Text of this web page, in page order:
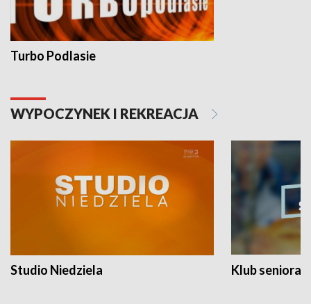
Turbo Podlasie
WYPOCZYNEK I REKREACJA
Studio Niedziela Klub seniora